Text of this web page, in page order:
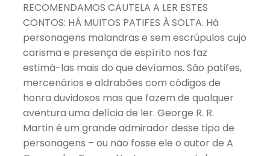
RECOMENDAMOS CAUTELA A LER ESTES
CONTOS: HÁ MUITOS PATIFES À SOLTA. Há
personagens malandras e sem escrúpulos cujo
carisma e presença de espírito nos faz
estimá-las mais do que devíamos. São patifes,
mercenários e aldrabões com códigos de
honra duvidosos mas que fazem de qualquer
aventura uma delícia de ler. George R. R.
Martin é um grande admirador desse tipo de
personagens – ou não fosse ele o autor de A